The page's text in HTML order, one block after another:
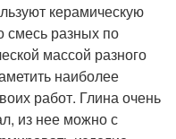
керамическую
смесь разных по
массой разного
наиболее
работ. Глина очень
из нее можно с